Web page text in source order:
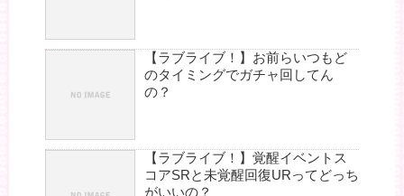
【ラブライブ！】お前らいつもど
のタイミングでガチャ回してん
の？
【ラブライブ！】覚醒イベントス
コアSRと未覚醒回復URってどっち
がいいの？